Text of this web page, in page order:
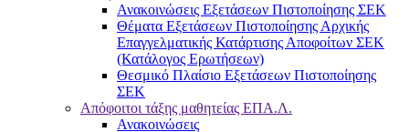
Ανακοινώσεις Εξετάσεων Πιστοποίησης ΣΕΚ
Θέματα Εξετάσεων Πιστοποίησης Αρχικής
Επαγγελματικής Κατάρτισης Αποφοίτων ΣΕΚ
(Κατάλογος Ερωτήσεων)
Θεσμικό Πλαίσιο Εξετάσεων Πιστοποίησης
ΣΕΚ
Απόφοιτοι τάξης μαθητείας ΕΠΑ.Λ.
Ανακοινώσεις